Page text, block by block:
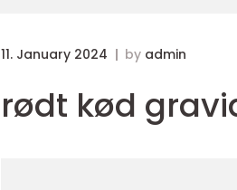
11. January 2024 by admin
rødt kød